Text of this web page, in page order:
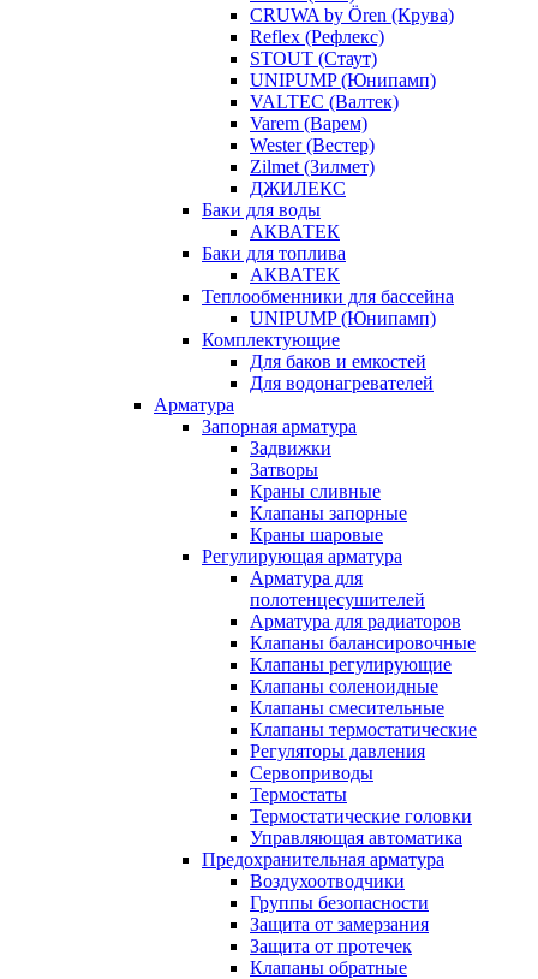
CRUWA by Ören (Крува)
Reflex (Рефлекс)
STOUT (Стаут)
UNIPUMP (Юнипамп)
VALTEC (Валтек)
Varem (Варем)
Wester (Вестер)
Zilmet (Зилмет)
ДЖИЛЕКС
Баки для воды
АКВАТЕК
Баки для топлива
АКВАТЕК
Теплообменники для бассейна
UNIPUMP (Юнипамп)
Комплектующие
Для баков и емкостей
Для водонагревателей
Арматура
Запорная арматура
Задвижки
Затворы
Краны сливные
Клапаны запорные
Краны шаровые
Регулирующая арматура
Арматура для
полотенцесушителей
Арматура для радиаторов
Клапаны балансировочные
Клапаны регулирующие
Клапаны соленоидные
Клапаны смесительные
Клапаны термостатические
Регуляторы давления
Сервоприводы
Термостаты
Термостатические головки
Управляющая автоматика
Предохранительная арматура
Воздухоотводчики
Группы безопасности
Защита от замерзания
Защита от протечек
Клапаны обратные